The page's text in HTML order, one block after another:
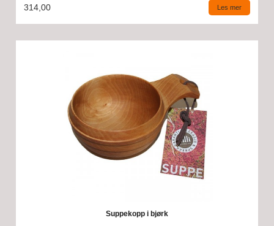
314,00 Les mer
Suppekopp i bjørk